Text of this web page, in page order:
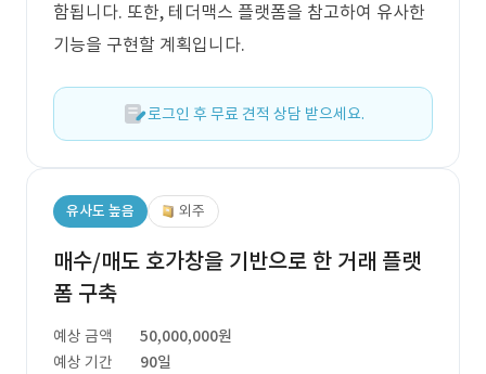
함됩니다. 또한, 테더맥스 플랫폼을 참고하여 유사한
기능을 구현할 계획입니다.
로그인 후 무료 견적 상담 받으세요.
유사도 높음 외주
매수/매도 호가창을 기반으로 한 거래 플랫
폼 구축
예상 금액
50,000,000원
예상 기간
90일